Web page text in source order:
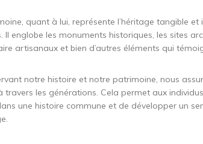
quant à lui, représente l’héritage tangible
Il englobe les monuments historiques, les sites
artisanaux et bien d’autres éléments qui
notre histoire et notre patrimoine, nous
travers les générations. Cela permet aux
une histoire commune et de développer un